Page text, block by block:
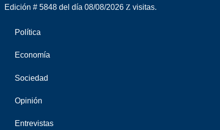
Edición # 5848 del día 08/08/2026 visitas.
Política
Economía
Sociedad
Opinión
Entrevistas